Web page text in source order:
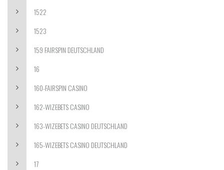
1522
1523
159 FAIRSPIN DEUTSCHLAND
16
160-FAIRSPIN CASINO
162-WIZEBETS CASINO
163-WIZEBETS CASINO DEUTSCHLAND
165-WIZEBETS CASINO DEUTSCHLAND
17